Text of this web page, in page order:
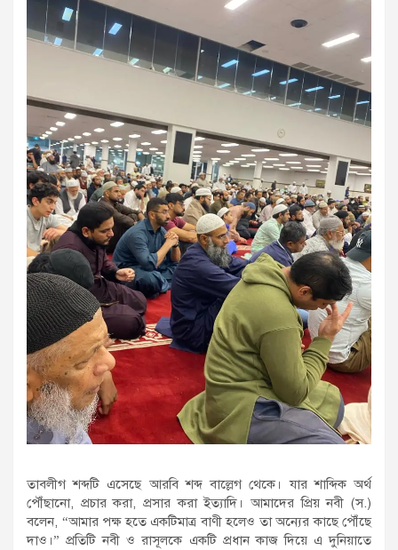
তাবলীগ শব্দটি এসেছে আরবি শব্দ বাল্লেগ থেকে। যার শাব্দিক অর্থ
পৌঁছানো, প্রচার করা, প্রসার করা ইত্যাদি। আমাদের প্রিয় নবী (স.)
বলেন, “আমার পক্ষ হতে একটিমাত্র বাণী হলেও তা অন্যের কাছে পৌঁছে
দাও।” প্রতিটি নবী ও রাসূলকে একটি প্রধান কাজ দিয়ে এ দুনিয়াতে